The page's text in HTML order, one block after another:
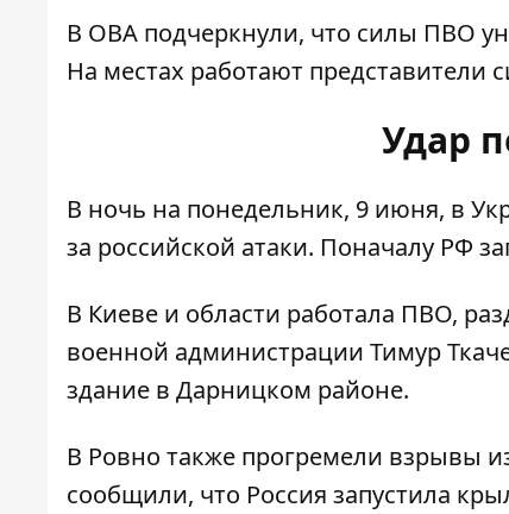
В ОВА подчеркнули, что силы ПВО
На местах работают представители
Удар
В ночь на понедельник, 9 июня, в
за российской атаки. Поначалу РФ
В Киеве и области работала ПВО,
военной администрации Тимур
здание в Дарницком районе.
В Ровно также прогремели взрывы
сообщили, что Россия запустила